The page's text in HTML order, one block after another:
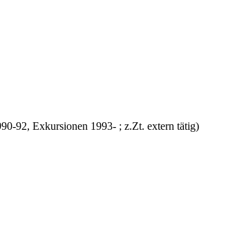
92, Exkursionen 1993- ; z.Zt. extern tätig)